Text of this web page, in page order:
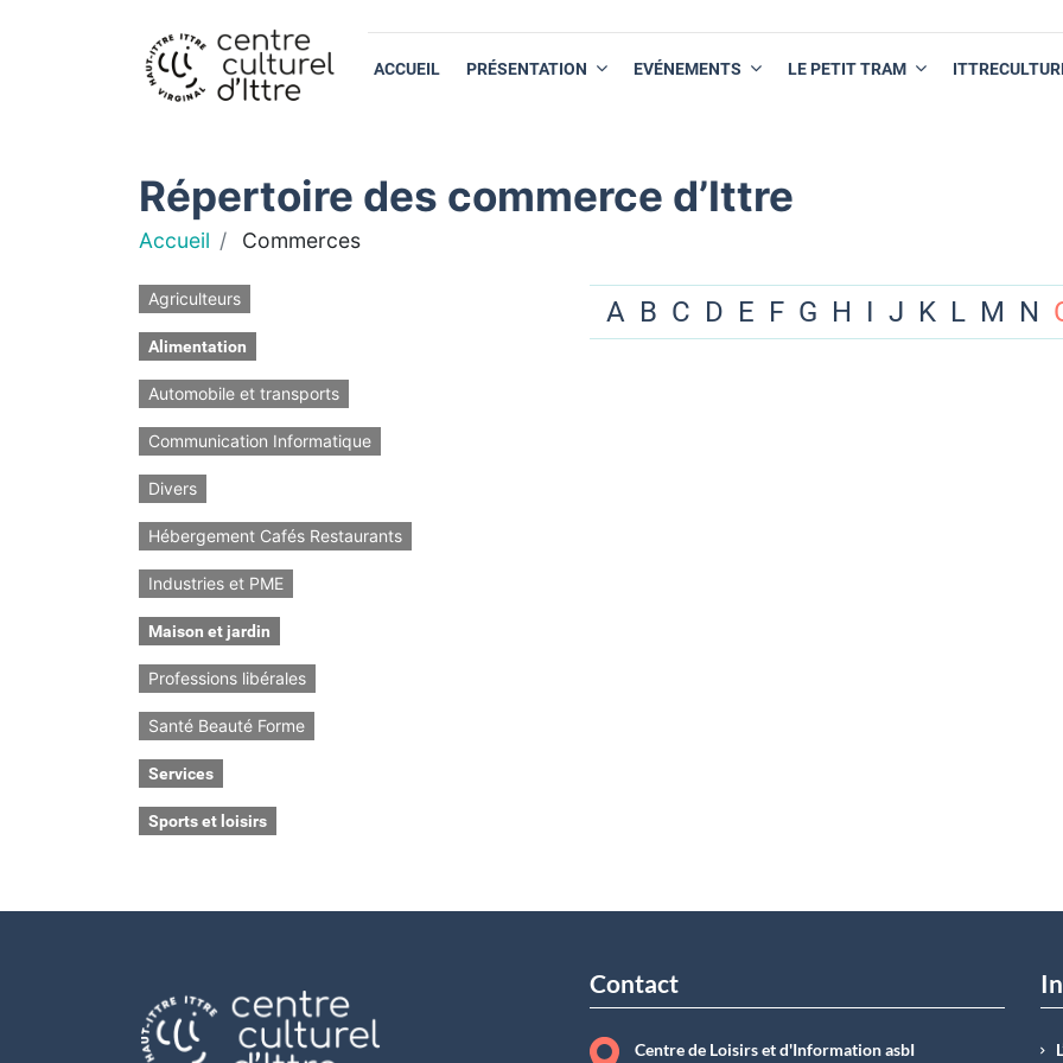
ACCUEIL PRÉSENTATION EVÉNEMENTS LE PETIT TRAM
Répertoire des commerce d’Ittre
Accueil Commerces
Agriculteurs
Alimentation
Automobile et transports
Communication Informatique
Divers
Hébergement Cafés Restaurants
Industries et PME
Maison et jardin
Professions libérales
Santé Beauté Forme
Services
Sports et loisirs
A B C D E F G H I J K L M N
Contact
Centre de Loisirs et d'Information asbI